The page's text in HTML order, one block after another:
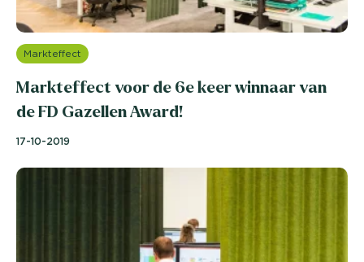
Markteffect
Markteffect voor de 6e keer winnaar van
de FD Gazellen Award!
17-10-2019